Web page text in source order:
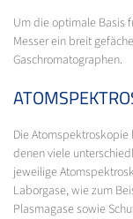
Um die optimale Basis
Messer ein breit
Gaschromatographen.
Die
denen viele
jeweilige
Laborgase, wie zum
Plasmagase sowie